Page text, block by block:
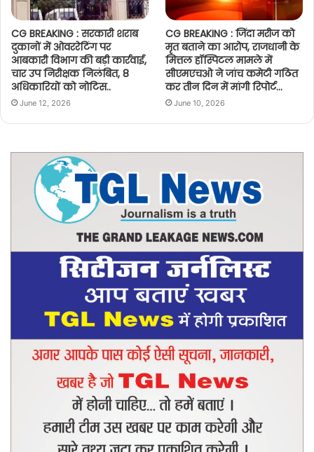
CG BREAKING : सरकारी शराब
दुकानों में ओवररेटिंग पर
आबकारी विभाग की बड़ी कार्रवाई,
चार उप निरीक्षक निलंबित, 8
अधिकारियों को नोटिस..
June 12, 2026
CG BREAKING : जिंदा मरीज को
मृत बताने का आरोप, राजधानी के
मित्तल हॉस्पिटल मामले में
सीएमएचओ ने जांच कमेटी गठित
कर तीन दिन में मांगी रिपोर्ट…
June 10, 2026